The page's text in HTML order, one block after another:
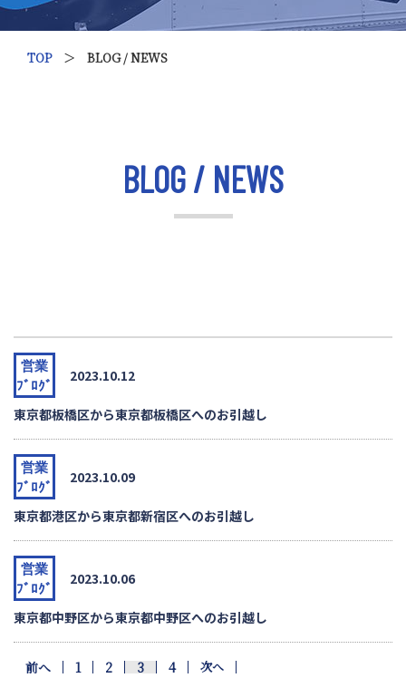
TOP＞ BLOG / NEWS
BLOG / NEWS
営業
ﾌﾞﾛｸﾞ
2023.10.12
東京都板橋区から東京都板橋区へのお引越し
営業
ﾌﾞﾛｸﾞ
2023.10.09
東京都港区から東京都新宿区へのお引越し
営業
ﾌﾞﾛｸﾞ
2023.10.06
東京都中野区から東京都中野区へのお引越し
前へ 1 2 3 4 次へ